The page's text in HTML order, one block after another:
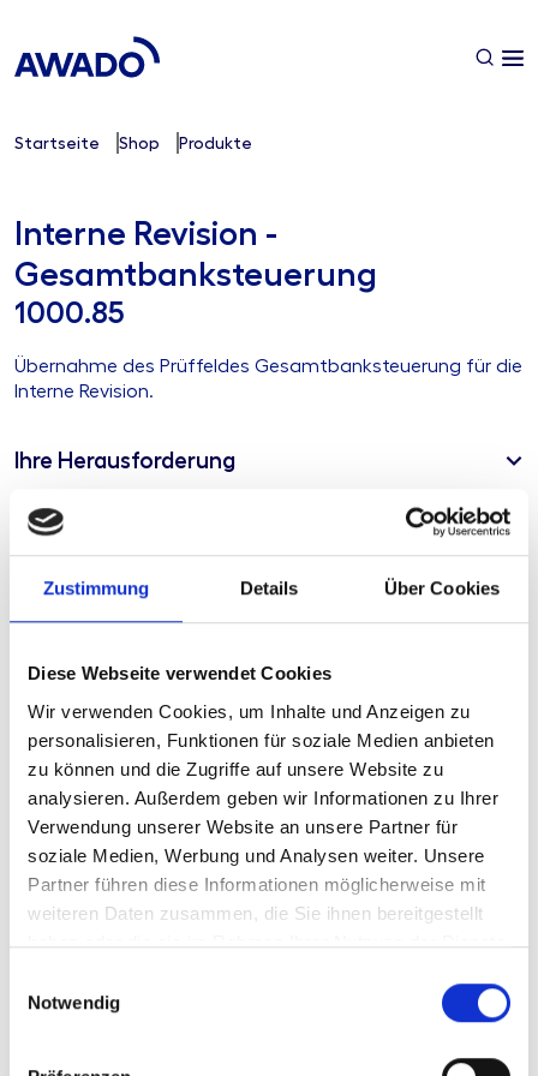
Zustimmung Details Über Cookies
Diese Webseite verwendet Cookies
Wir verwenden Cookies, um Inhalte und Anzeigen zu
personalisieren, Funktionen für soziale Medien anbieten
zu können und die Zugriffe auf unsere Website zu
analysieren. Außerdem geben wir Informationen zu Ihrer
Verwendung unserer Website an unsere Partner für
soziale Medien, Werbung und Analysen weiter. Unsere
Partner führen diese Informationen möglicherweise mit
weiteren Daten zusammen, die Sie ihnen bereitgestellt
haben oder die sie im Rahmen Ihrer Nutzung der Dienste
Notwendig
Startseite Shop Produkte
Interne Revision -
Gesamtbanksteuerung
1000.85
Übernahme des Prüffeldes Gesamtbanksteuerung für die
Interne Revision.
Ihre Herausforderung
Unsere Lösung
Produkttyp
Standardisierte
Stand 05.01.2026
Geplante
Aktualisierung
derzeit keine
Dieser Inhalt steht nur angemeldeten Nutzern zur
Verfügung.
Sie haben bereits ein Konto?
Kontaktmöglichkeiten